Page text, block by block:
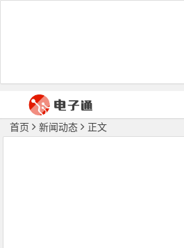
首页 新闻动态 正文